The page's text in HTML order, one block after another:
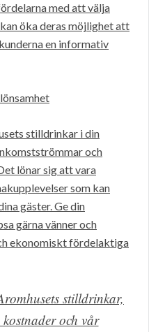
med att välja
öka deras möjlighet att
en informativ
stilldrinkar i din
och
lönar sig att vara
som kan
gäster. Ge din
gärna vänner och
ekonomiskt fördelaktiga
stilldrinkar,
och vår